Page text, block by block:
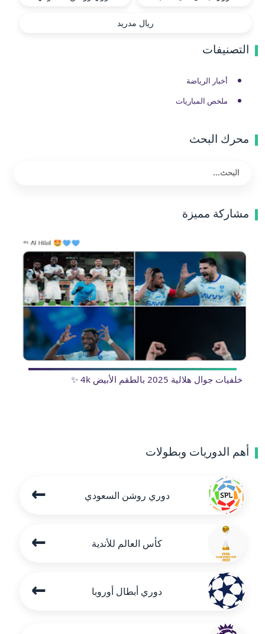
ريال مدريد
التصنيفات
أخبار الرياضة
ملخص المباريات
محرك البحث
مشاركة مميزة
خلفيات جوال هلالية 2025 بالطقم الأبيض 4k ✨
أهم الدوريات وبطولات
دوري روشن السعودي ←
كأس العالم للأندية ←
دوري أبطال أوروبا
←